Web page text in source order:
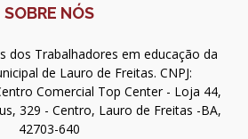
SOBRE NÓS
dos Trabalhadores em educação da
de Lauro de Freitas. CNPJ:
Comercial Top Center - Loja 44,
329 - Centro, Lauro de Freitas -BA,
42703-640